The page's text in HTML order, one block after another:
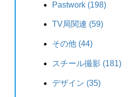
Pastwork (198)
TV局関連 (59)
その他 (44)
スチール撮影 (181)
デザイン (35)